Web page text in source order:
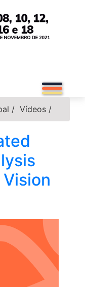
/ Vídeos /